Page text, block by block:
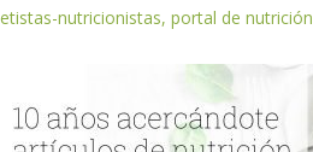
nutricionistas, portal de nutrición